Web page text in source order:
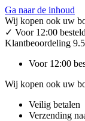
Ga naar de inhoud
Wij kopen ook uw
✓ Voor 12:00
Klantbeoordeling
Voor 12:00
Wij kopen ook uw
Veilig betalen
Verzending